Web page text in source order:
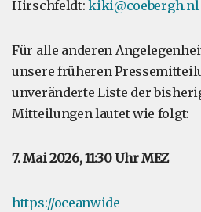
Hirschfeldt:kiki@coebergh.nl
Für alle anderen
unsere früheren
unveränderte Liste der
Mitteilungen lautet wie folgt:
7. Mai 2026, 11:30 Uhr MEZ
https://oceanwide-